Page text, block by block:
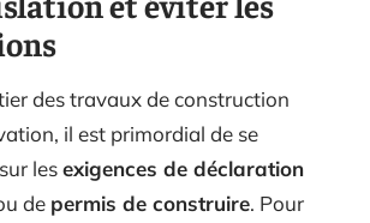
des travaux de construction
il est primordial de se
lesexigences de déclaration
de permis de construire. Pour